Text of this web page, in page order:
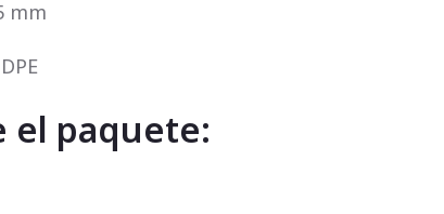
mm
el paquete: